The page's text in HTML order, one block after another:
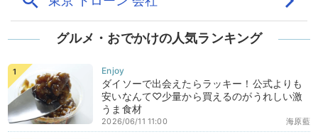
グルメ・おでかけの人気ランキング
ダイソーで出会えたらラッキー！公式よりも
安いなんて♡少量から買えるのがうれしい激
うま食材
海原藍
2026/06/11 11:00